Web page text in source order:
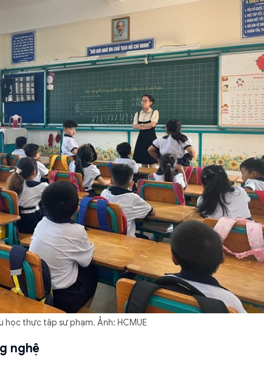
học thực tập sư phạm. Ảnh: HCMUE
nghệ